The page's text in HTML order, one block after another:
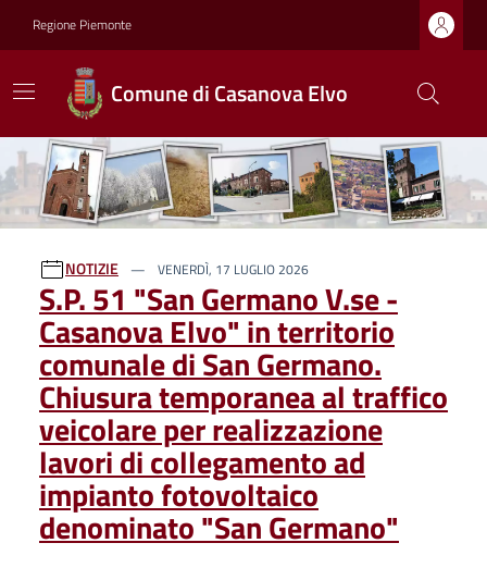
Regione Piemonte
Comune di Casanova Elvo
Ultime notizie
NOTIZIE VENERDÌ, 17 LUGLIO 2026
S.P. 51 "San Germano V.se -
Casanova Elvo" in territorio
comunale di San Germano.
Chiusura temporanea al traffico
veicolare per realizzazione
lavori di collegamento ad
impianto fotovoltaico
denominato "San Germano"